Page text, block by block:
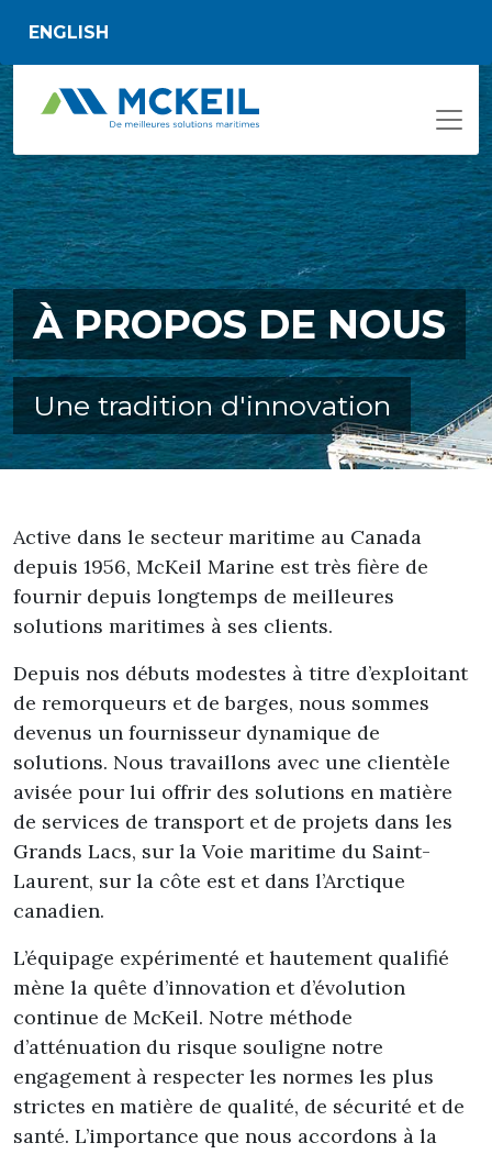
ENGLISH
À PROPOS DE NOUS
Une tradition d'innovation
Active dans le secteur maritime au Canada
depuis 1956, McKeil Marine est très fière de
fournir depuis longtemps de meilleures
solutions maritimes à ses clients.
Depuis nos débuts modestes à titre d’exploitant
de remorqueurs et de barges, nous sommes
devenus un fournisseur dynamique de
solutions. Nous travaillons avec une clientèle
avisée pour lui offrir des solutions en matière
de services de transport et de projets dans les
Grands Lacs, sur la Voie maritime du Saint-
Laurent, sur la côte est et dans l’Arctique
canadien.
L’équipage expérimenté et hautement qualifié
mène la quête d’innovation et d’évolution
continue de McKeil. Notre méthode
d’atténuation du risque souligne notre
engagement à respecter les normes les plus
strictes en matière de qualité, de sécurité et de
santé. L’importance que nous accordons à la